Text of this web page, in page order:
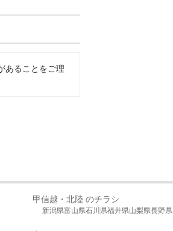
あることをご理
甲信越・北陸 のチラシ
新潟県富山県石川県福井県山梨県長野県